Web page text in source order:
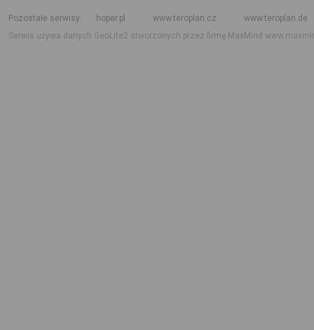
Pozostałe serwisy
hoper.pl www.teroplan.cz
www.teroplan.de
Serwis używa danych GeoLite2 stworzonych przez firmę MaxMind